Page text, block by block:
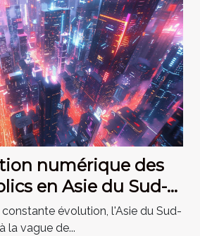
numérique des
en Asie du Sud-
évolution, l'Asie du Sud-
la vague de...